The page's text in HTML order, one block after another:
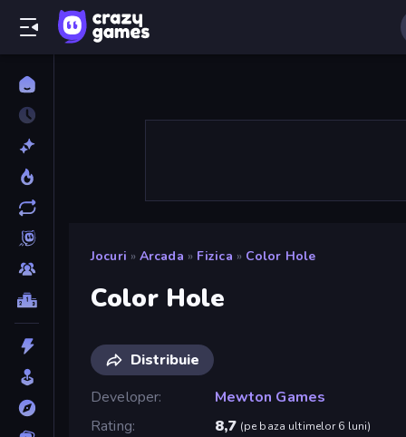
Jocuri » Arcada » Fizica » Color Hole
Color Hole
Distribuie
Developer
Mewton Games
Rating
8,7 (pe baza ultimelor 6 luni)